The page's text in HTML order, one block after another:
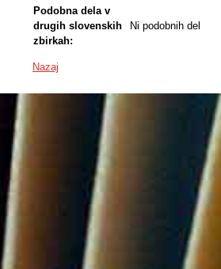
Podobna dela v
drugih slovenskih
zbirkah:
Ni podobnih del
Nazaj